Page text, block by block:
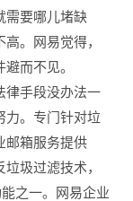
需要哪儿堵缺
。网易觉得，
而不见。
手段没办法一
力。专门针对垃
邮箱服务提供
圾过滤技术，
之一。网易企业